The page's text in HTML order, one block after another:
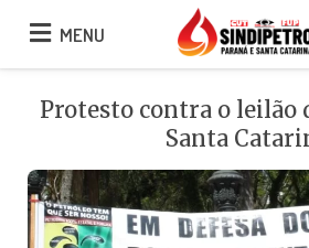
MENU
MENU
Protesto contra o leilão
Santa